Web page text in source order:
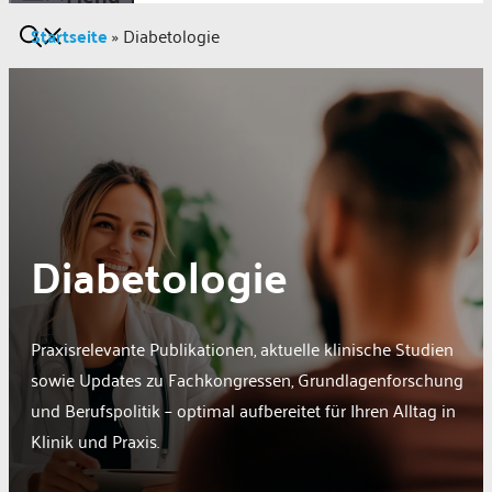
Startseite»Diabetologie
Diabetologie
Praxisrelevante Publikationen, aktuelle klinische Studien
sowie Updates zu Fachkongressen, Grundlagenforschung
und Berufspolitik – optimal aufbereitet für Ihren Alltag in
Klinik und Praxis.